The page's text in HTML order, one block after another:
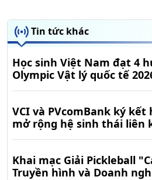
Tin tức khác
Học sinh Việt Nam đạt 4
Olympic Vật lý quốc tế
VCI và PVcomBank ký
mở rộng hệ sinh thái liên
Khai mạc Giải Pickleball
Truyền hình và Doanh